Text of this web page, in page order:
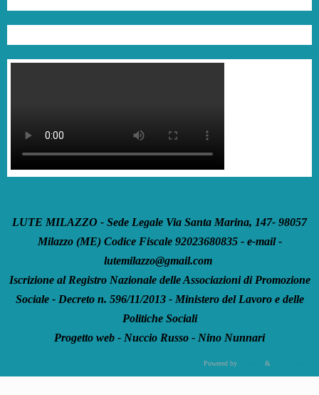
LUTE MILAZZO - Sede Legale Via Santa Marina, 147- 98057
Milazzo (ME) Codice Fiscale 92023680835 - e-mail -
lutemilazzo@gmail.com
Iscrizione al Registro Nazionale delle Associazioni di Promozione
Sociale - Decreto n. 596/11/2013 - Ministero del Lavoro e delle
Politiche Sociali
Progetto web - Nuccio Russo - Nino Nunnari
Powered by &